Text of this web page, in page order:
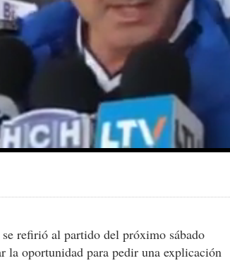
se refirió al partido del próximo sábado
la oportunidad para pedir una explicación